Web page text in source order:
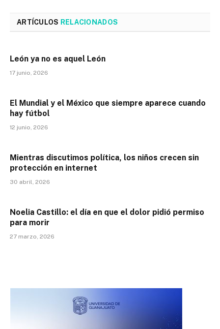
ARTÍCULOS RELACIONADOS
León ya no es aquel León
17 junio, 2026
El Mundial y el México que siempre aparece cuando
hay fútbol
12 junio, 2026
Mientras discutimos política, los niños crecen sin
protección en internet
30 abril, 2026
Noelia Castillo: el día en que el dolor pidió permiso
para morir
27 marzo, 2026